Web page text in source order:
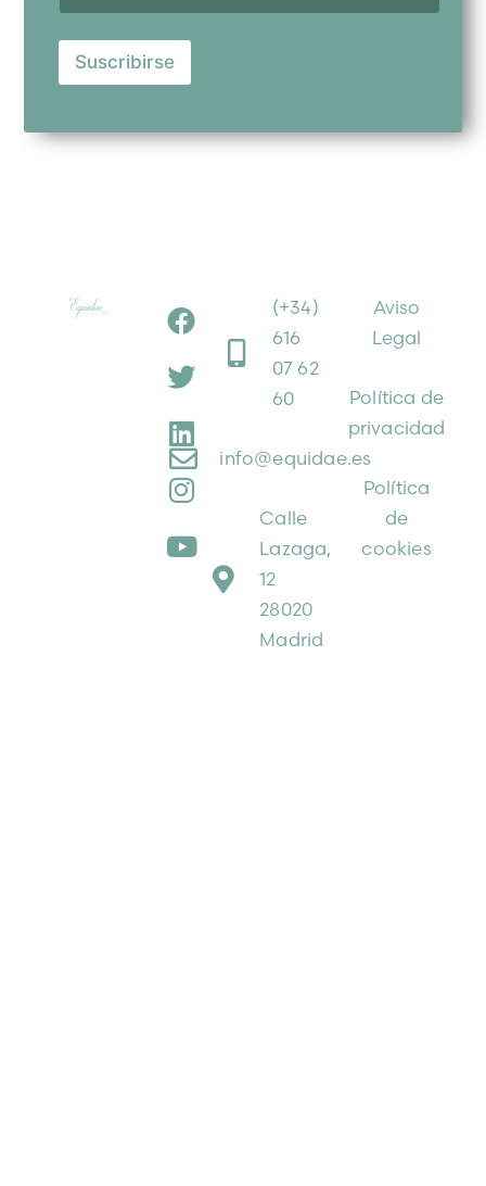
Suscribirse
(+34)
616
07 62
60
info@equidae.es
Calle
Lazaga,
12
28020
Madrid
Aviso
Legal
Política de
privacidad
Política
de
cookies